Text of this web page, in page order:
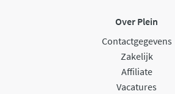
Over Plein
Contactgegevens
Zakelijk
Affiliate
Vacatures